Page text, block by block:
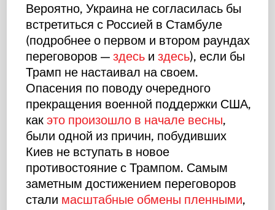
Вероятно, Украина не согласилась бы
встретиться с Россией в Стамбуле
(подробнее о первом и втором раундах
переговоров —здесь издесь), если бы
Трамп не настаивал на своем.
Опасения по поводу очередного
прекращения военной поддержки США,
какэто произошло в начале весны,
были одной из причин, побудивших
Киев не вступать в новое
противостояние с Трампом. Самым
заметным достижением переговоров
стали масштабные обмены пленными,